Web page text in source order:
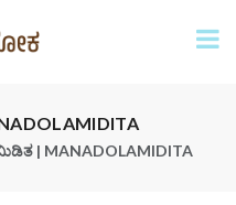
| MANADOLAMIDITA